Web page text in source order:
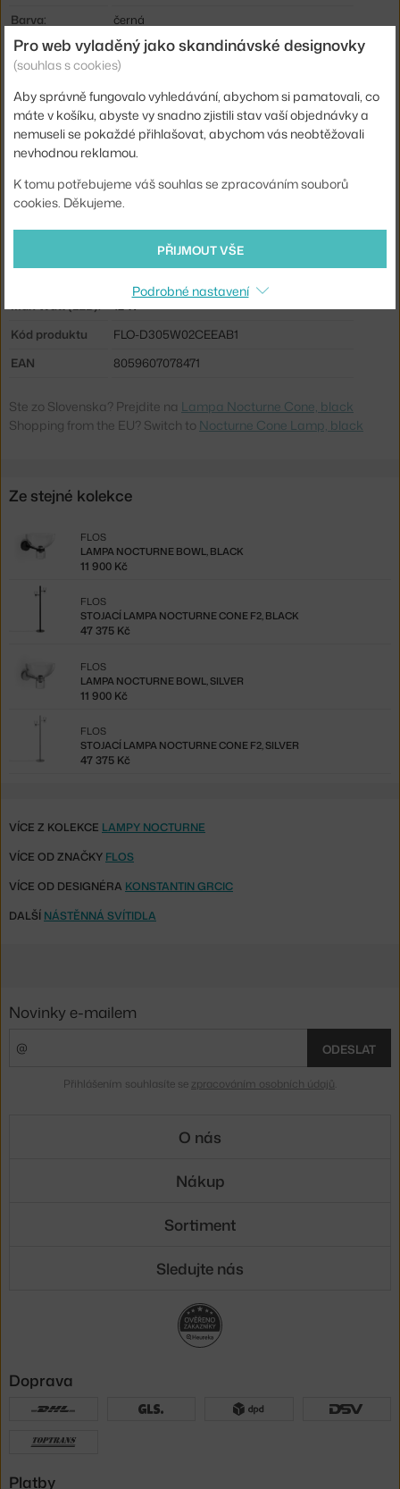
Barva:
černá
Materiál:
ručně foukané sklo, litý a extrudovaný hliník
Krytí:
IP20
Hlavní materiál:
kov, sklo
Světelný tok:
545 lm
Příkon:
12 W
Patice / zdroj:
vestavěný LED zdroj
ano, vestavěný
Max Watt (LED):
12 W
Kód produktu
FLO-D305W02CEEAB1
EAN
8059607078471
Ste zo Slovenska? Prejdite na Lampa Nocturne Cone, black
Shopping from the EU? Switch to Nocturne Cone Lamp, black
Ze stejné kolekce
LAMPA NOCTURNE BOWL, BLACK
FLOS
11 900 Kč
STOJACÍ LAMPA NOCTURNE CONE F2, BLACK
FLOS
47 375 Kč
LAMPA NOCTURNE BOWL, SILVER
FLOS
11 900 Kč
STOJACÍ LAMPA NOCTURNE CONE F2, SILVER
FLOS
47 375 Kč
VÍCE Z KOLEKCE LAMPY NOCTURNE
VÍCE OD ZNAČKY FLOS
VÍCE OD DESIGNÉRA KONSTANTIN GRCIC
DALŠÍ NÁSTĚNNÁ SVÍTIDLA
Pro web vyladěný jako skandinávské designovky
(souhlas s cookies)
Aby správně fungovalo vyhledávání, abychom si pamatovali, co
máte v košíku, abyste vy snadno zjistili stav vaší objednávky a
nemuseli se pokaždé přihlašovat, abychom vás neobtěžovali
nevhodnou reklamou.
K tomu potřebujeme váš souhlas se zpracováním souborů
cookies. Děkujeme.
PŘIJMOUT VŠE
Podrobné nastavení
Novinky e-mailem
ODESLAT
Přihlášením souhlasíte se zpracováním osobních údajů
O nás
Nákup
Sortiment
Sledujte nás
Doprava
Platby